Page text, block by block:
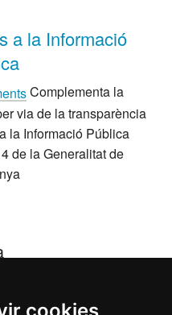
a la Informació
Complementa la
via de la transparència
la Informació Pública
de la Generalitat de
de transparència de
entitats dependents